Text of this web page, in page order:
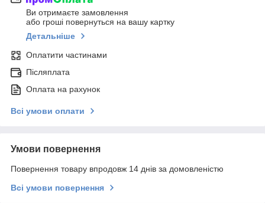
Ви отримаєте замовлення
або гроші повернуться на вашу картку
Детальніше
Оплатити частинами
Післяплата
Оплата на рахунок
Всі умови оплати
Умови повернення
Повернення товару впродовж 14 днів за домовленістю
Всі умови повернення